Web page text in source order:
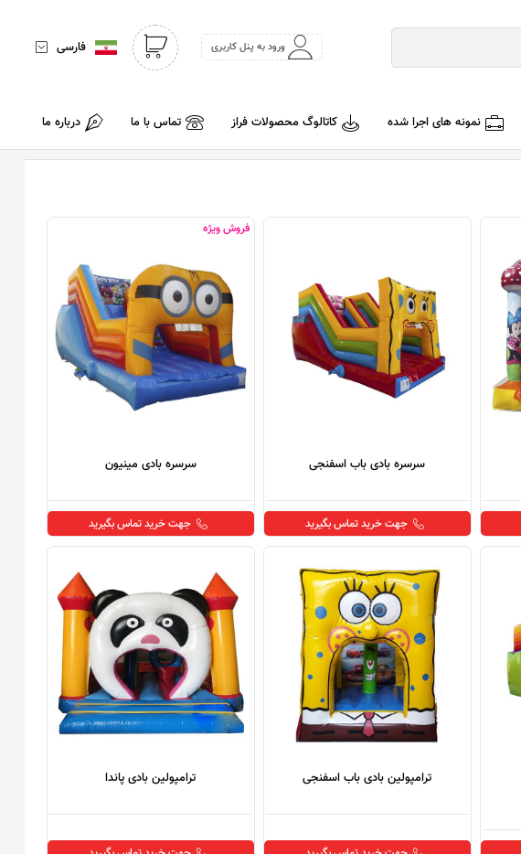
فارسی ورود به پنل کاربری
نمونه های اجرا شده کاتالوگ محصولات فراز تماس با ما درباره ما
سرسره بادی باب اسفنجی
جهت خرید تماس بگیرید
فروش ویژه
سرسره بادی مینیون
جهت خرید تماس بگیرید
ترامپولین بادی باب اسفنجی ترامپولین بادی پاندا